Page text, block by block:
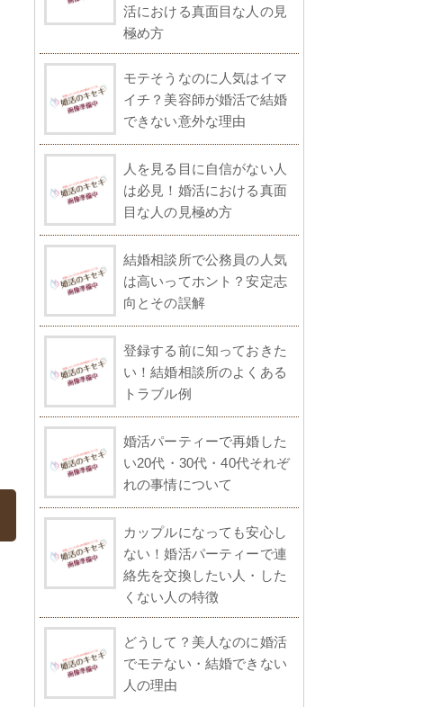
活における真面目な人の見
極め方
モテそうなのに人気はイマ
イチ？美容師が婚活で結婚
できない意外な理由
人を見る目に自信がない人
は必見！婚活における真面
目な人の見極め方
結婚相談所で公務員の人気
は高いってホント？安定志
向とその誤解
登録する前に知っておきた
い！結婚相談所のよくある
トラブル例
婚活パーティーで再婚した
い20代・30代・40代それぞ
れの事情について
カップルになっても安心し
ない！婚活パーティーで連
絡先を交換したい人・した
くない人の特徴
どうして？美人なのに婚活
でモテない・結婚できない
人の理由